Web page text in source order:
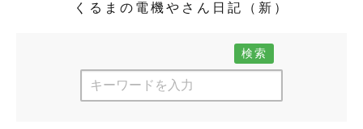
くるまの電機やさん日記（新）
検索